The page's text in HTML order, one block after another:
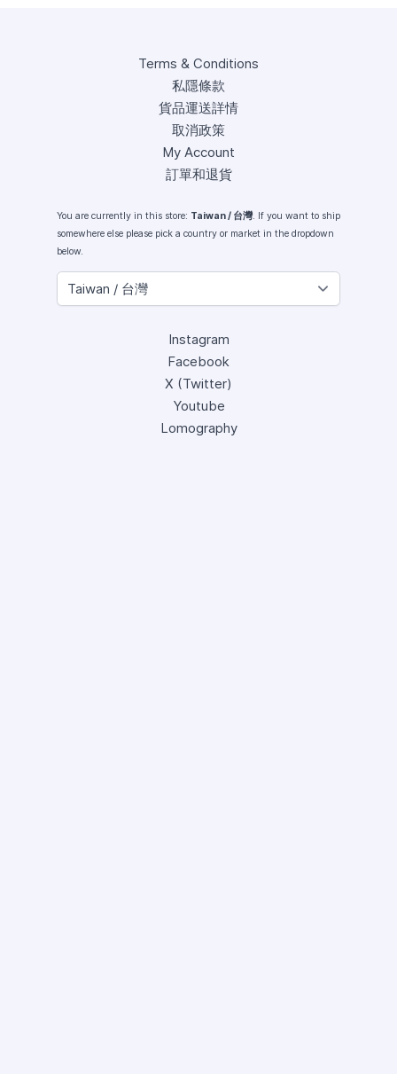
Terms & Conditions
私隱條款
貨品運送詳情
取消政策
My Account
訂單和退貨
You are currently in this store: Taiwan / 台灣. If you want to ship
somewhere else please pick a country or market in the dropdown
below.
Instagram
Facebook
X (Twitter)
Youtube
Lomography